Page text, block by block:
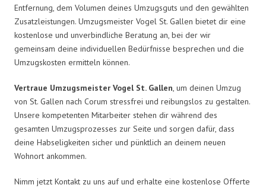
Entfernung, dem Volumen deines Umzugsguts und den gewählten
Zusatzleistungen. Umzugsmeister Vogel St. Gallen bietet dir eine
kostenlose und unverbindliche Beratung an, bei der wir
gemeinsam deine individuellen Bedürfnisse besprechen und die
Umzugskosten ermitteln können.
Vertraue Umzugsmeister Vogel St. Gallen, um deinen Umzug
von St. Gallen nach Corum stressfrei und reibungslos zu gestalten.
Unsere kompetenten Mitarbeiter stehen dir während des
gesamten Umzugsprozesses zur Seite und sorgen dafür, dass
deine Habseligkeiten sicher und pünktlich an deinem neuen
Wohnort ankommen.
Nimm jetzt Kontakt zu uns auf und erhalte eine kostenlose Offerte